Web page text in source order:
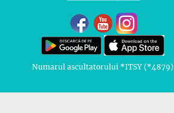
Numarul ascultatorului *ITSY (*4879)